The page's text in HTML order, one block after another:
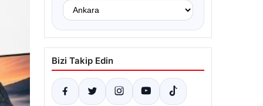
Bizi Takip Edin